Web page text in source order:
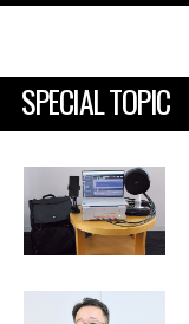
SPECIAL TOPIC